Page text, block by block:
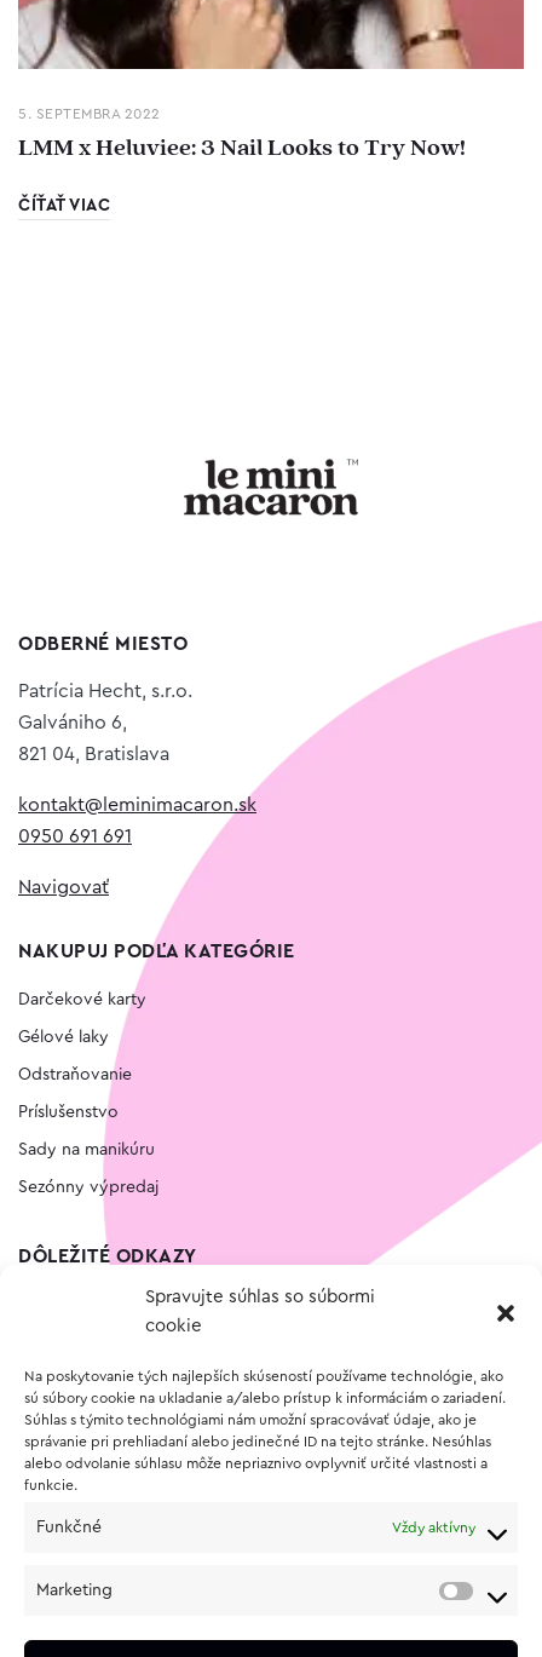
Spravujte súhlas so súbormi
cookie
Na poskytovanie tých najlepších skúseností používame technológie, ako
sú súbory cookie na ukladanie a/alebo prístup k informáciám o zariadení.
Súhlas s týmito technológiami nám umožní spracovávať údaje, ako je
správanie pri prehliadaní alebo jedinečné ID na tejto stránke. Nesúhlas
alebo odvolanie súhlasu môže nepriaznivo ovplyvniť určité vlastnosti a
funkcie.
Funkčné Vždy aktívny
Marketing
5. SEPTEMBRA 2022
LMM x Heluviee: 3 Nail Looks to Try Now!
ČÍŤAŤ VIAC
ODBERNÉ MIESTO
Patrícia Hecht, s.r.o.
Galvániho 6,
821 04, Bratislava
kontakt@leminimacaron.sk
0950 691 691
Navigovať
NAKUPUJ PODĽA KATEGÓRIE
Darčekové karty
Gélové laky
Odstraňovanie
Príslušenstvo
Sady na manikúru
Sezónny výpredaj
DÔLEŽITÉ ODKAZY
Vernostný program
O NÁKUPE
Vrátenie a reklamácia tovaru